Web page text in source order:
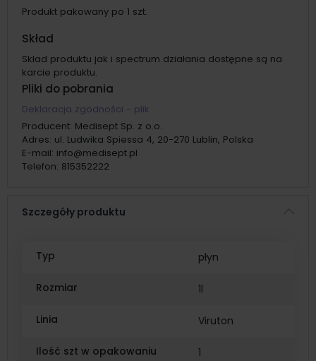
Produkt pakowany po 1 szt.
Skład
Skład produktu jak i spectrum działania dostępne są na
karcie produktu.
Pliki do pobrania
Deklaracja zgodności - plik
Producent: Medisept Sp. z o.o.
Adres: ul. Ludwika Spiessa 4, 20-270 Lublin, Polska
E-mail: info@medisept.pl
Telefon: 815352222
Szczegóły produktu
Typ płyn
Rozmiar 1l
Linia Viruton
Ilość szt w opakowaniu 1